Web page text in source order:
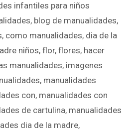
infantiles para niños
, blog de manualidades,
, como manualidades, dia de la
niños, flor, flores, hacer
manualidades, imagenes
, manualidades
con, manualidades con
de cartulina, manualidades
dia de la madre,